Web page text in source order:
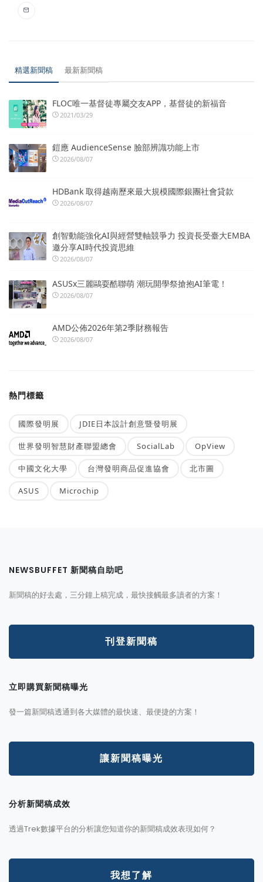
精選新聞稿 最新新聞稿
FLOC唯一基督徒專屬交友APP，基督徒的新福音
2021/03/29
鎧應 AudienceSense 臉部辨識功能上市
2026/08/07
HDBank 取得越南歷來最大規模國際銀團社會貸款
2026/08/07
創智動能強化AI與經營雙軸競爭力 投資長受臺大EMBA
邀分享AI時代投資思維
2026/08/07
ASUSx三麗鷗耍酷聯萌 潮玩開學祭搶抱AI筆電！
2026/08/07
AMD公佈2026年第2季財務報告
2026/08/07
熱門標籤
國際發明展 JDIE日本設計創意暨發明展
世界發明智慧財產聯盟總會 SocialLab OpView
中國文化大學 台灣發明商品促進協會 北市圖
ASUS Microchip
NEWSBUFFET 新聞稿自助吧
新聞稿的好去處，三分鐘上稿完成，最快接觸最多讀者的方案！
刊登新聞稿
立即購買新聞稿曝光
發一篇新聞稿透通到各大媒體的最快速、最便捷的方案！
讓新聞稿曝光
分析新聞稿成效
透過Trek數據平台的分析讓您知道你的新聞稿成效表現如何？
我想了解